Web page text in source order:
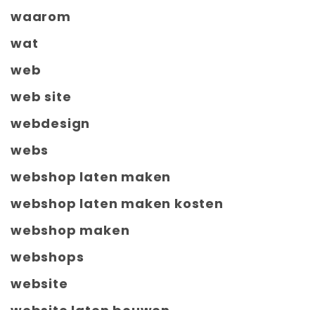
waarom
wat
web
web site
webdesign
webs
webshop laten maken
webshop laten maken kosten
webshop maken
webshops
website